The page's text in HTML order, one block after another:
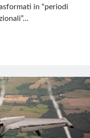
in “periodi